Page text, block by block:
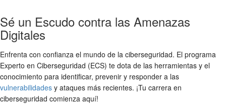
Sé un Escudo contra las Amenazas
Digitales
Enfrenta con confianza el mundo de la ciberseguridad. El programa
Experto en Ciberseguridad (ECS) te dota de las herramientas y el
conocimiento para identificar, prevenir y responder a las
vulnerabilidades y ataques más recientes. ¡Tu carrera en
ciberseguridad comienza aquí!